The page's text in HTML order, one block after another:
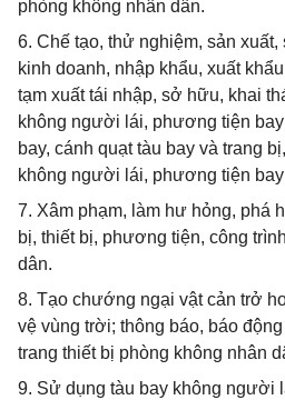
phòng không nhân dân.
6. Chế tạo, thử nghiệm, sản
kinh doanh, nhập khẩu, xuất
tạm xuất tái nhập, sở hữu, khai
không người lái, phương tiện
bay, cánh quạt tàu bay và trang
không người lái, phương tiện
7. Xâm phạm, làm hư hỏng, phá
bị, thiết bị, phương tiện, công
dân.
8. Tạo chướng ngại vật cản trở
vệ vùng trời; thông báo, báo
trang thiết bị phòng không nhân
9. Sử dụng tàu bay không người